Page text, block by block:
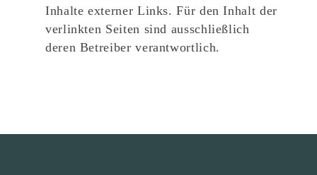
Inhalte externer Links. Für den Inhalt der
verlinkten Seiten sind ausschließlich
deren Betreiber verantwortlich.